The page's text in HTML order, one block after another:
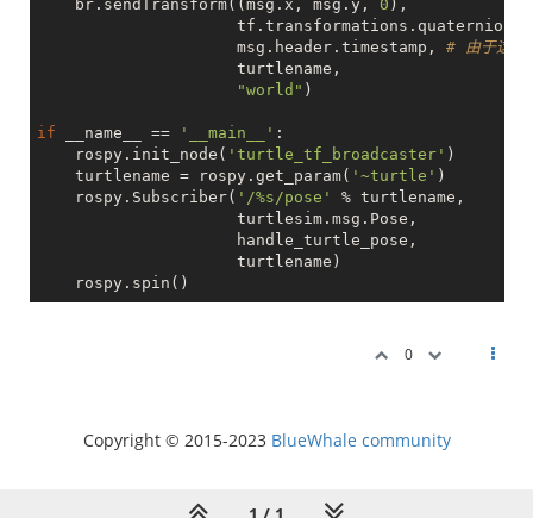
    br.sendTransform((msg.x, msg.y,
0 ),
                     msg.header.timestamp,
# 由于这里
                     turtlename,
"world" )
if __name__ == '__main__' :
    rospy.init_node(
'turtle_tf_broadcaster' )
    turtlename = rospy.get_param(
'~turtle' )
    rospy.Subscriber(
'/%s/pose'
% turtlename,
                     turtlesim.msg.Pose,
                     handle_turtle_pose,
                     turtlename)
0
Copyright © 2015-2023 BlueWhale community